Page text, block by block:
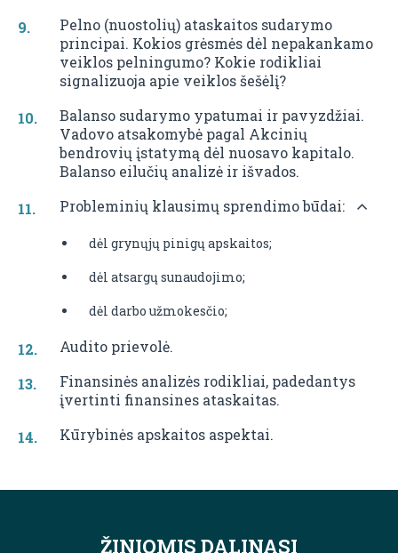
Pelno (nuostolių) ataskaitos sudarymo
principai. Kokios grėsmės dėl nepakankamo
veiklos pelningumo? Kokie rodikliai
signalizuoja apie veiklos šešėlį?
Balanso sudarymo ypatumai ir pavyzdžiai.
Vadovo atsakomybė pagal Akcinių
bendrovių įstatymą dėl nuosavo kapitalo.
Balanso eilučių analizė ir išvados.
Probleminių klausimų sprendimo būdai:
dėl grynųjų pinigų apskaitos;
dėl atsargų sunaudojimo;
dėl darbo užmokesčio;
Audito prievolė.
Finansinės analizės rodikliai, padedantys
įvertinti finansines ataskaitas.
Kūrybinės apskaitos aspektai.
ŽINIOMIS DALINASI